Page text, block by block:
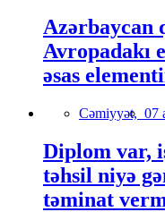
Azərbaycan
Avropadakı
əsas
Cəmiyyət, 07
Diplom var,
təhsil niyə
təminat